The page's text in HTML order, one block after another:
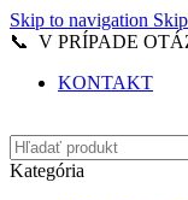
Skip to navigation
📞 V PRÍPADE
KONTAKT
Kategória